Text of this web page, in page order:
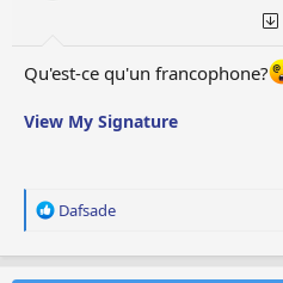
Qu'est-ce qu'un francophone?
View My Signature
R
a
Dafsade